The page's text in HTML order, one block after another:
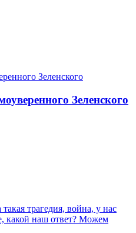
Зеленского